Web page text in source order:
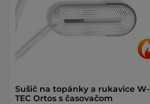
Sušič na topánky a rukavice W-
TEC Ortos s časovačom